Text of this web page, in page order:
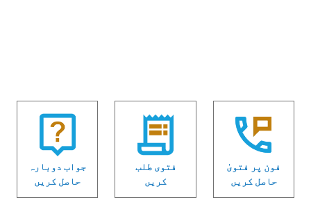
فون پر فتویٰ
حاصل کریں
فتوی طلب
کریں
جواب دوبارہ
حاصل کریں